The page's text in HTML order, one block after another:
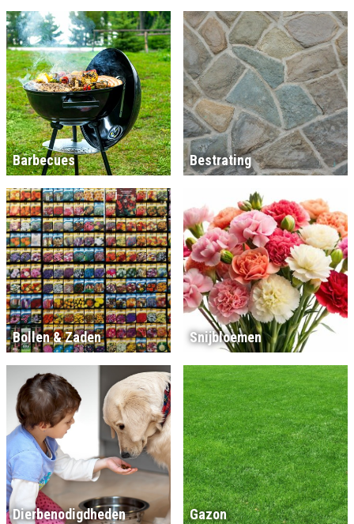
Barbecues Bestrating
Bollen & Zaden Snijbloemen
Dierbenodigdheden Gazon